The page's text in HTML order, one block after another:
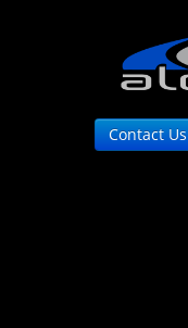
Contact Us